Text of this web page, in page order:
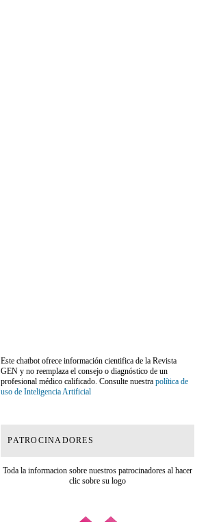
Este chatbot ofrece información cientifica de la Revista
GEN y no reemplaza el consejo o diagnóstico de un
profesional médico calificado. Consulte nuestrapolítica de
uso de Inteligencia Artificial
PATROCINADORES
Toda la informacion sobre nuestros patrocinadores al hacer
clic sobre su logo